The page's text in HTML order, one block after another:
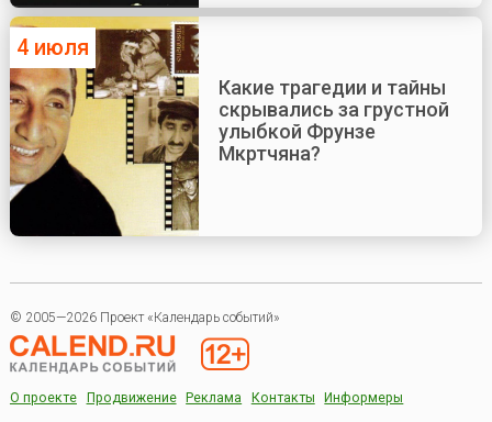
4 июля
Какие трагедии и тайны
скрывались за грустной
улыбкой Фрунзе
Мкртчяна?
© 2005—2026 Проект «Календарь событий»
О проекте Продвижение Реклама Контакты Информеры